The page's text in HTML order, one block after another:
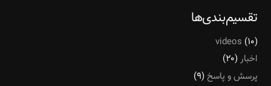
تقسیم‌بندی‌ها
videos (۱۰)
اخبار(۲۰)
پرسش و پاسخ (۹)